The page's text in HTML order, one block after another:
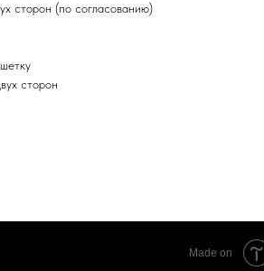
сторон (по согласованию)
сторон
Made on